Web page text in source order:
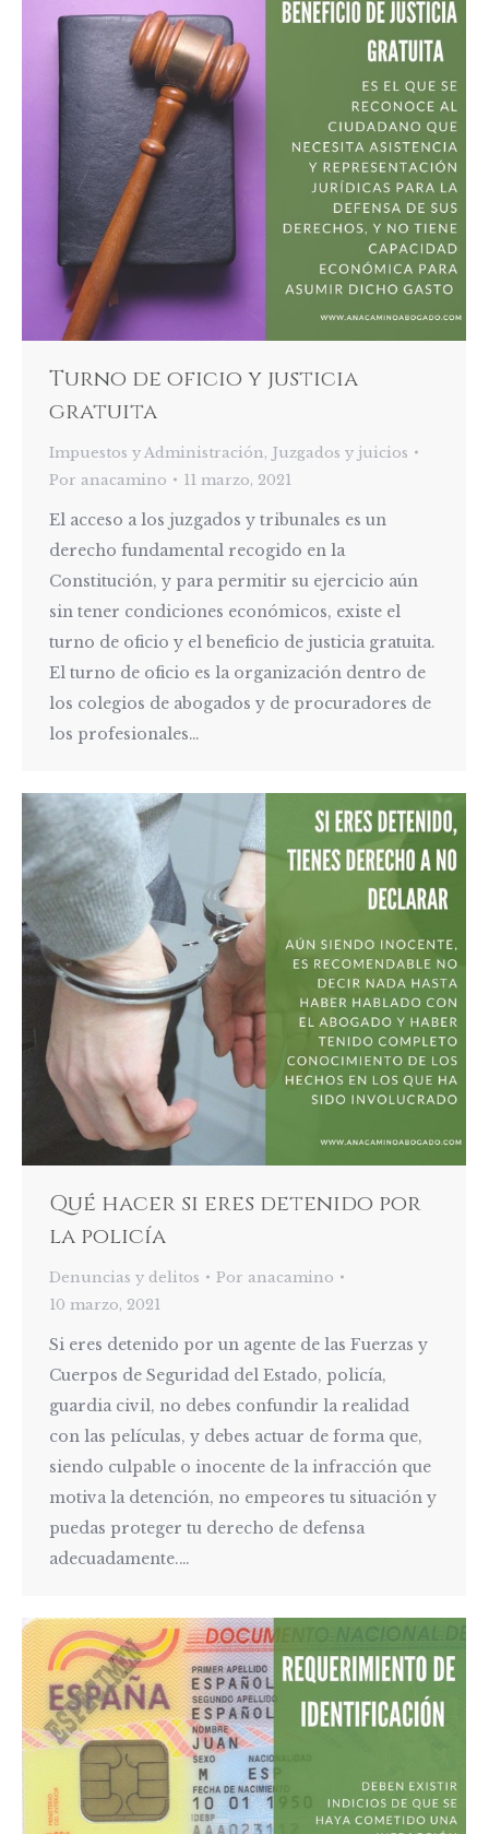
Turno de oficio y justicia
gratuita
Impuestos y Administración, Juzgados y juicios
Por anacamino 11 marzo, 2021
El acceso a los juzgados y tribunales es un
derecho fundamental recogido en la
Constitución, y para permitir su ejercicio aún
sin tener condiciones económicos, existe el
turno de oficio y el beneficio de justicia gratuita.
El turno de oficio es la organización dentro de
los colegios de abogados y de procuradores de
los profesionales…
Qué hacer si eres detenido por
la policía
Denuncias y delitos Por anacamino
10 marzo, 2021
Si eres detenido por un agente de las Fuerzas y
Cuerpos de Seguridad del Estado, policía,
guardia civil, no debes confundir la realidad
con las películas, y debes actuar de forma que,
siendo culpable o inocente de la infracción que
motiva la detención, no empeores tu situación y
puedas proteger tu derecho de defensa
adecuadamente.…